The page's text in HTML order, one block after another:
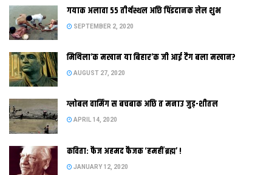
गयाक अलावा 55 तीर्थस्थल अछि पिंडदानक लेल शुभ
SEPTEMBER 2, 2020
मिथिला’क मखान या बिहार’क जी आई टैग बला मखान?
AUGUST 27, 2020
ग्लोबल वार्मिंग स बचबाक अछि त मनाउ जुड़-शीतल
APRIL 14, 2020
कविता: फैज अहमद फैजक ‘हमहीं ब्रह्म’ !
JANUARY 12, 2020